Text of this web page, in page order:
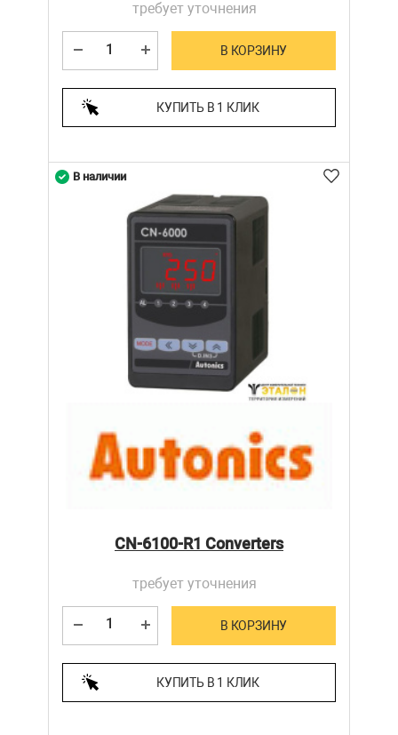
требует уточнения
В КОРЗИНУ
КУПИТЬ В 1 КЛИК
CN-6100-R1 Converters
требует уточнения
В КОРЗИНУ
КУПИТЬ В 1 КЛИК
В наличии